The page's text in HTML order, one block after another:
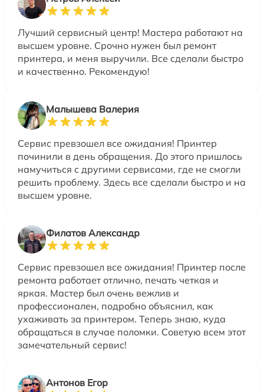
Лучший сервисный центр! Мастера работают на
высшем уровне. Срочно нужен был ремонт
принтера, и меня выручили. Все сделали быстро
и качественно. Рекомендую!
Малышева Валерия
Сервис превзошел все ожидания! Принтер
починили в день обращения. До этого пришлось
намучиться с другими сервисами, где не смогли
решить проблему. Здесь все сделали быстро и на
высшем уровне.
Филатов Александр
Сервис превзошел все ожидания! Принтер после
ремонта работает отлично, печать четкая и
яркая. Мастер был очень вежлив и
профессионален, подробно объяснил, как
ухаживать за принтером. Теперь знаю, куда
обращаться в случае поломки. Советую всем этот
замечательный сервис!
Антонов Егор